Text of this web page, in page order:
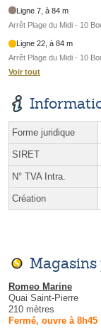
Ligne 7, à 84 m
Arrêt Plage du Midi - 10
Ligne 22, à 84 m
Arrêt Plage du Midi - 10
Voir tout
Forme juridique
SIRET
N° TVA Intra.
Création
Romeo Marine
Quai Saint-Pierre
210 mètres
Fermé, ouvre à 8h45